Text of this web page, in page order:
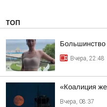
ТОП
Большинство
Вчера, 22:48
«Коалиция
Вчера, 08:37